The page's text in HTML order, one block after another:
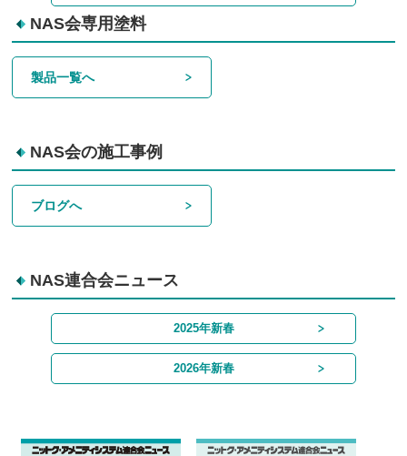
NAS会専用塗料
製品一覧へ
NAS会の施工事例
ブログへ
NAS連合会ニュース
2025年新春
2026年新春